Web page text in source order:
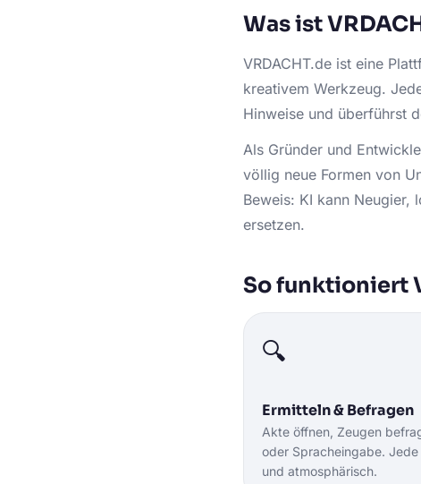
Was ist
VRDACHT.de ist eine
kreativem Werkzeug.
Hinweise und überführst
Als Gründer und
völlig neue Formen von
Beweis: KI kann Neugier,
ersetzen.
So funktioniert
🔍
Ermitteln & Befragen
Akte öffnen, Zeugen
oder Spracheingabe.
und atmosphärisch.